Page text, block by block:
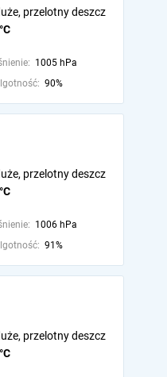
przelotny deszcz
1005 hPa
90%
przelotny deszcz
1006 hPa
91%
przelotny deszcz